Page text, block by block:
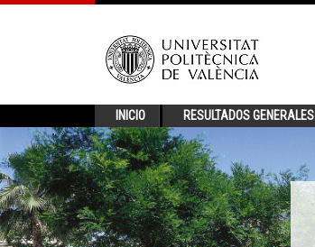
INICIO RESULTADOS GENERALES